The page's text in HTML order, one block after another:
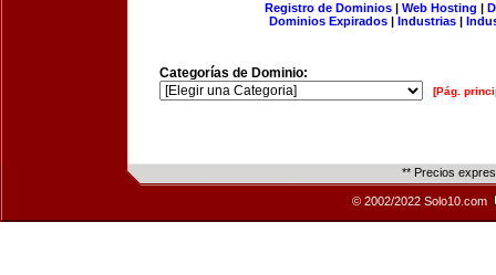
Registro de Dominios| Web Hosting |
Dominios Expirados | Industrias |
Categorías de Dominio:
[Pág.
** Precios
© 2002/2022 Solo10.com